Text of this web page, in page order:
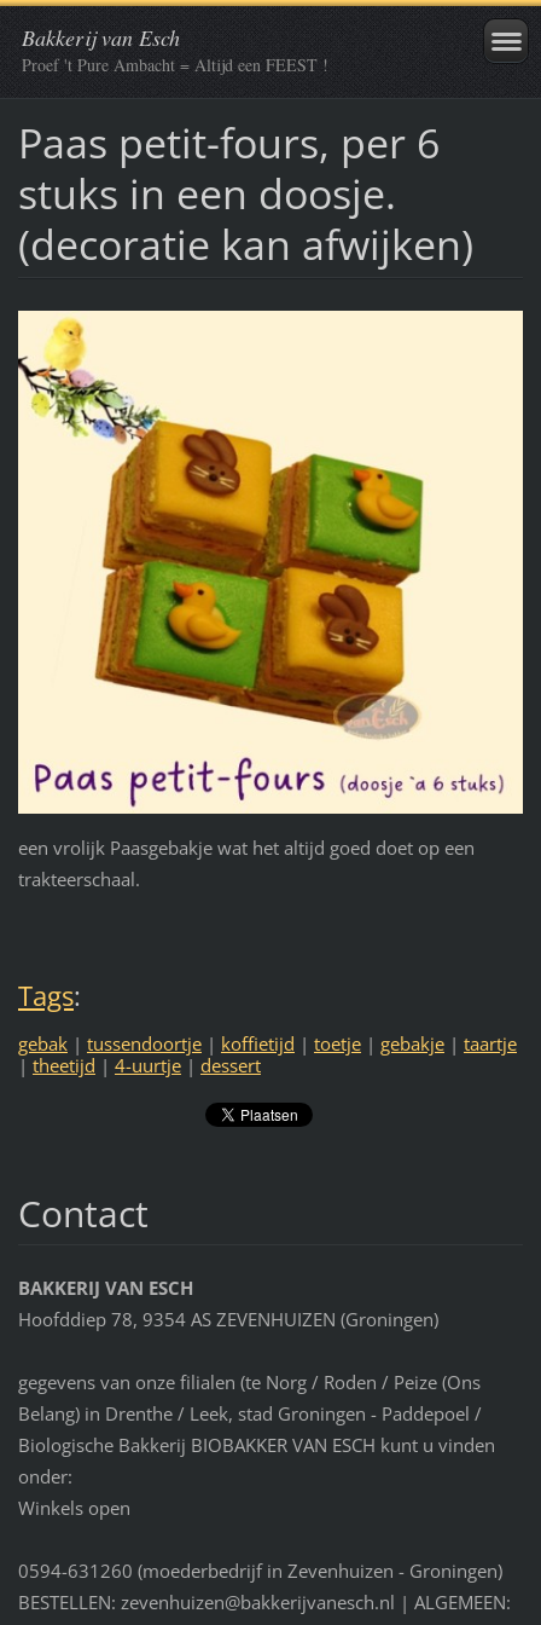
Bakkerij van Esch
Proef 't Pure Ambacht = Altijd een FEEST !
Paas petit-fours, per 6
stuks in een doosje.
(decoratie kan afwijken)
een vrolijk Paasgebakje wat het altijd goed doet op een
trakteerschaal.
Tags:
gebak | tussendoortje | koffietijd | toetje | gebakje | taartje
| theetijd | 4-uurtje | dessert
Contact
BAKKERIJ VAN ESCH
Hoofddiep 78, 9354 AS ZEVENHUIZEN (Groningen)
gegevens van onze filialen (te Norg / Roden / Peize (Ons
Belang) in Drenthe / Leek, stad Groningen - Paddepoel /
Biologische Bakkerij BIOBAKKER VAN ESCH kunt u vinden
onder:
Winkels open
0594-631260 (moederbedrijf in Zevenhuizen - Groningen)
BESTELLEN: zevenhuizen@bakkerijvanesch.nl | ALGEMEEN: